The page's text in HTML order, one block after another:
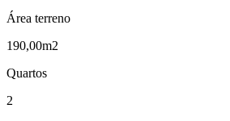
Área terreno
190,00m2
Quartos
2